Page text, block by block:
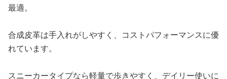
最適。
合成皮革は手入れがしやすく、コストパフォーマンスに優
れています。
スニーカータイプなら軽量で歩きやすく、デイリー使いに